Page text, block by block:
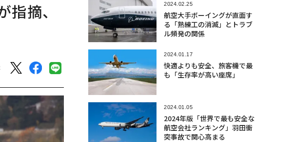
摘、
2024.02.25
航空大手ボーイングが直面す
る「熟練工の消滅」とトラブ
ル頻発の関係
2024.01.17
快適よりも安全、旅客機で最
も「生存率が高い座席」
2024.01.05
2024年版「世界で最も安全な
航空会社ランキング」羽田衝
突事故で関心高まる